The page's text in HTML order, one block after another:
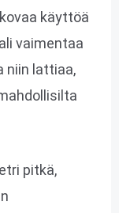
käyttöä
vaimentaa
niin lattiaa,
pitkä,